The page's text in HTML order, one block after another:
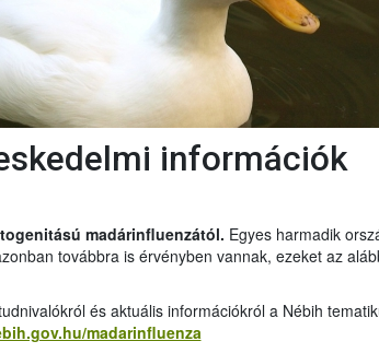
információk
madárinfluenzától. Egyes harmadik
továbbra is érvényben vannak, ezeket az
és aktuális információkról a Nébih
madarinfluenza